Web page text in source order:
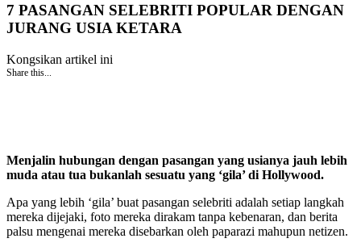
7 PASANGAN SELEBRITI POPULAR DENGAN
JURANG USIA KETARA
Kongsikan artikel ini
Share this...
Menjalin hubungan dengan pasangan yang usianya jauh lebih
muda atau tua bukanlah sesuatu yang ‘gila’ di Hollywood.
Apa yang lebih ‘gila’ buat pasangan selebriti adalah setiap langkah
mereka dijejaki, foto mereka dirakam tanpa kebenaran, dan berita
palsu mengenai mereka disebarkan oleh paparazi mahupun netizen.